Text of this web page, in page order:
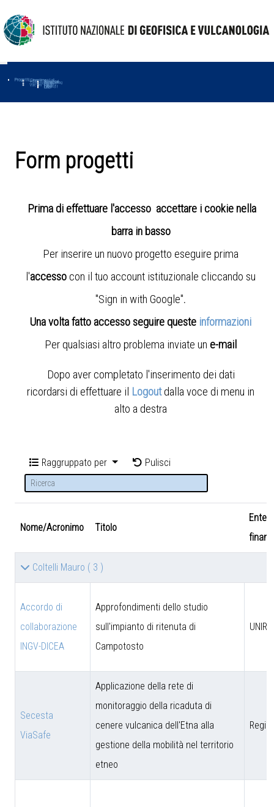
Progetti
Progetti Dipartimentali
AmbienteAmused
Macmap
Tropomag
TerremotiFurther
Muse
Vulcani First
Impact
Love-cf
Uno
Form progetti
Prima di effettuare l'accesso accettare i cookie nella
barra in basso
Per inserire un nuovo progetto eseguire prima
l'accesso con il tuo account istituzionale cliccando su
"Sign in with Google".
Una volta fatto accesso seguire queste informazioni
Per qualsiasi altro problema inviate un e-mail
Dopo aver completato l'inserimento dei dati
ricordarsi di effettuare il Logout dalla voce di menu in
alto a destra
Raggruppato per Pulisci
Nome/Acronimo Titolo
Ente
Coltelli Mauro ( 3 )
Accordo di
collaborazione
INGV-DICEA
Approfondimenti dello studio
sull'impianto di ritenuta di
Campotosto
Secesta
ViaSafe
Applicazione della rete di
monitoraggio della ricaduta di
cenere vulcanica dell'Etna alla
gestione della mobilità nel territorio
etneo